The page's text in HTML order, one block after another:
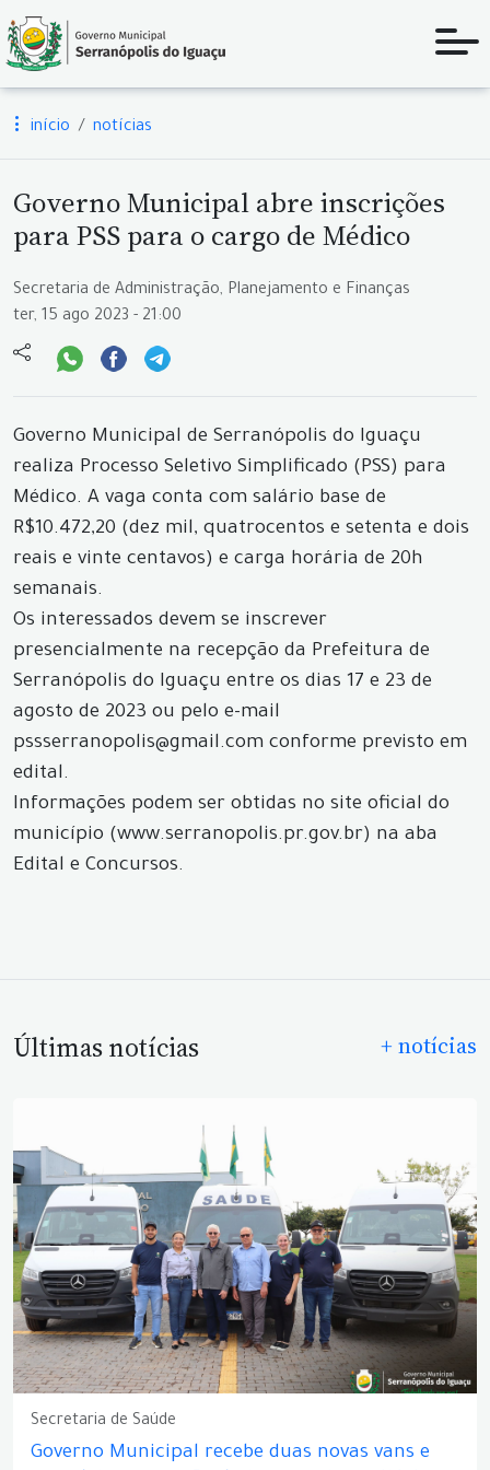
início notícias
Governo Municipal abre inscrições
para PSS para o cargo de Médico
Secretaria de Administração, Planejamento e Finanças
ter, 15 ago 2023 - 21:00
Governo Municipal de Serranópolis do Iguaçu
realiza Processo Seletivo Simplificado (PSS) para
Médico. A vaga conta com salário base de
R$10.472,20 (dez mil, quatrocentos e setenta e dois
reais e vinte centavos) e carga horária de 20h
semanais.
Os interessados devem se inscrever
presencialmente na recepção da Prefeitura de
Serranópolis do Iguaçu entre os dias 17 e 23 de
agosto de 2023 ou pelo e-mail
pssserranopolis@gmail.com conforme previsto em
edital.
Informações podem ser obtidas no site oficial do
município (www.serranopolis.pr.gov.br) na aba
Edital e Concursos.
Últimas notícias + notícias
Secretaria de Saúde
Governo Municipal recebe duas novas vans e